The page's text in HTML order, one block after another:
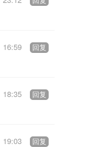
16:59 回复
18:35 回复
19:03 回复